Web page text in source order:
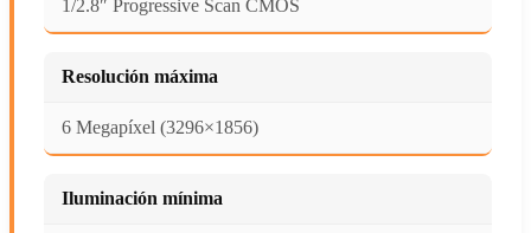
1/2.8″ Progressive Scan CMOS
Resolución máxima
6 Megapíxel (3296×1856)
Iluminación mínima